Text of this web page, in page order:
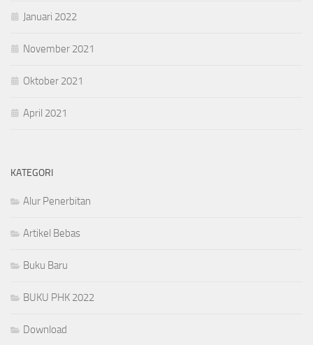
Januari 2022
November 2021
Oktober 2021
April 2021
KATEGORI
Alur Penerbitan
Artikel Bebas
Buku Baru
BUKU PHK 2022
Download